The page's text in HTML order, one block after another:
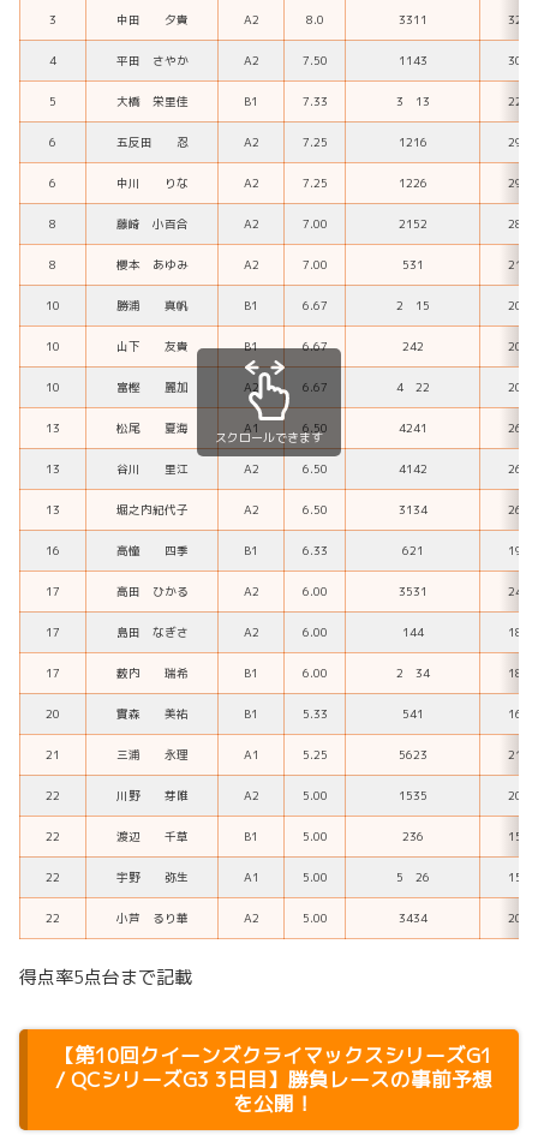
3 中田 夕貴 A2 8.0 3311 32
4 平田 さやか A2 7.50 1143 30
5 大橋 栄里佳 B1 7.33 3 13 22
6 五反田 忍 A2 7.25 1216 29
6 中川 りな A2 7.25 1226 29
8 藤崎 小百合 A2 7.00 2152 28
8 櫻本 あゆみ A2 7.00 531 21
10 勝浦 真帆 B1 6.67 2 15 20
10 山下 友貴 B1 6.67 242 20
10 富樫 麗加 A2 6.67 4 22 20
13 松尾 夏海 A1 6.50 4241 26
13 谷川 里江 A2 6.50 4142 26
13 堀之内紀代子 A2 6.50 3134 26
16 高憧 四季 B1 6.33 621 19
17 高田 ひかる A2 6.00 3531 24
17 島田 なぎさ A2 6.00 144 18
17 薮内 瑞希 B1 6.00 2 34 18
20 實森 美祐 B1 5.33 541 16
21 三浦 永理 A1 5.25 5623 21
22 川野 芽唯 A2 5.00 1535 20
22 渡辺 千草 B1 5.00 236 15
22 宇野 弥生 A1 5.00 5 26 15
22 小芦 るり華 A2 5.00 3434 20
スクロールできます
得点率5点台まで記載
【第10回クイーンズクライマックスシリーズG1
/ QCシリーズG3 3日目】勝負レースの事前予想
を公開！